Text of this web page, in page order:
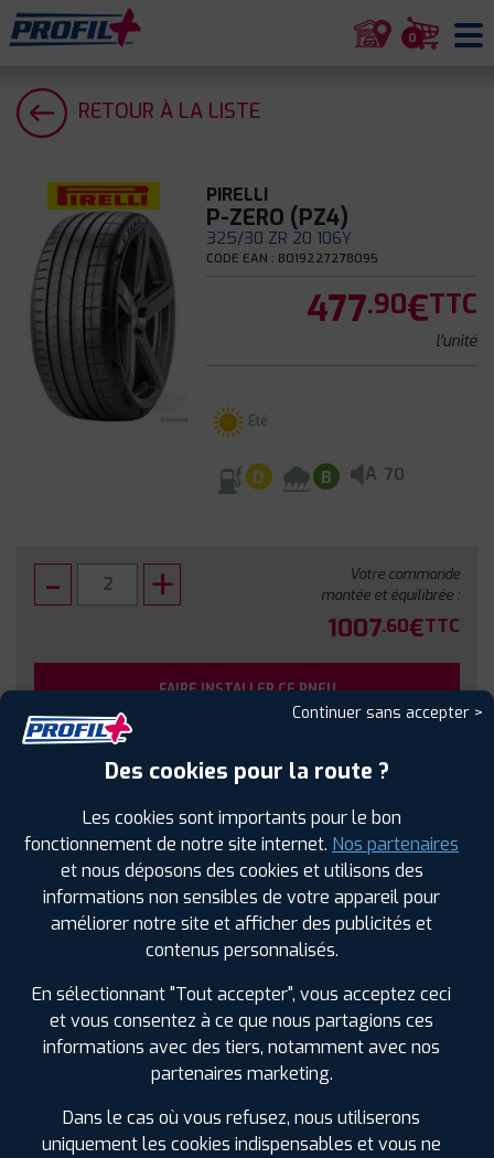
0
RETOUR À LA LISTE
PIRELLI
P-ZERO (PZ4)
325/30 ZR 20 106Y
CODE EAN : 8019227278095
477.90€TTC
l'unité
Été
D B A 70
Votre commande
montée et équilibrée :
1007.60€TTC
FAIRE INSTALLER CE PNEU
Sous réserve de disponibilité en agence
SPÉCIFICATIONS AVIS CLIENTS ÉTIQUETAGE
Étiquetage
Continuer sans accepter >
Des cookies pour la route ?
Les cookies sont importants pour le bon
fonctionnement de notre site internet. Nos partenaires
et nous déposons des cookies et utilisons des
informations non sensibles de votre appareil pour
améliorer notre site et afficher des publicités et
contenus personnalisés.
En sélectionnant "Tout accepter", vous acceptez ceci
et vous consentez à ce que nous partagions ces
informations avec des tiers, notamment avec nos
partenaires marketing.
Dans le cas où vous refusez, nous utiliserons
uniquement les cookies indispensables et vous ne